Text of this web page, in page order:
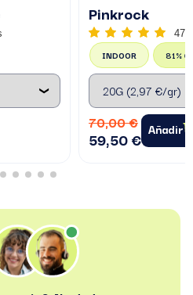
Pinkrock
47
INDOOR 81%
70,00 €
59,50 € Añadir